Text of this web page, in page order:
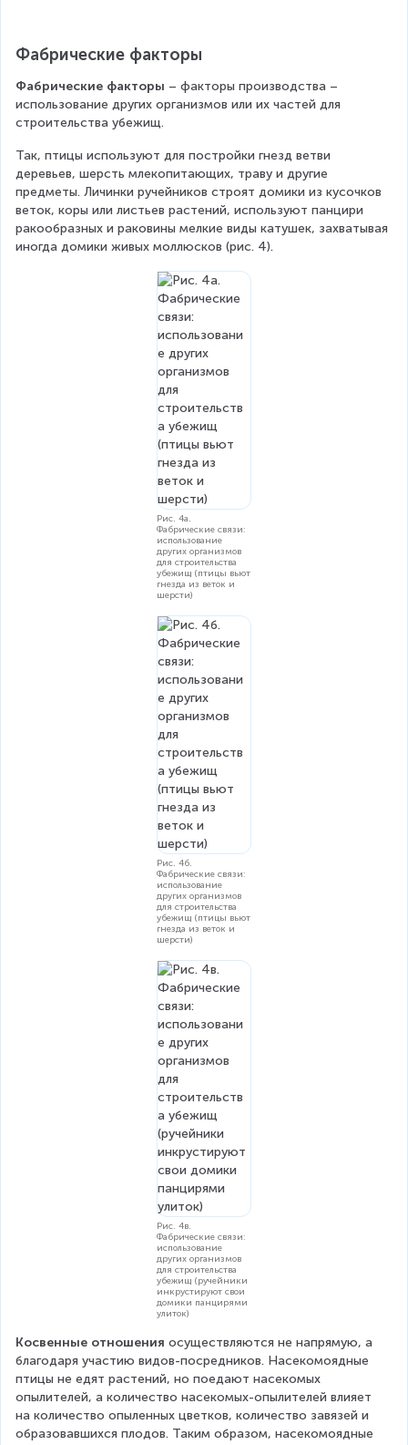
Фабрические факторы
Фабрические факторы – факторы производства –
использование других организмов или их частей для
строительства убежищ.
Так, птицы используют для постройки гнезд ветви
деревьев, шерсть млекопитающих, траву и другие
предметы. Личинки ручейников строят домики из кусочков
веток, коры или листьев растений, используют панцири
ракообразных и раковины мелкие виды катушек, захватывая
иногда домики живых моллюсков (рис. 4).
Рис. 4а.
Фабрические связи:
использование
других организмов
для строительства
убежищ (птицы вьют
гнезда из веток и
шерсти)
Рис. 4б.
Фабрические связи:
использование
других организмов
для строительства
убежищ (птицы вьют
гнезда из веток и
шерсти)
Рис. 4в.
Фабрические связи:
использование
других организмов
для строительства
убежищ (ручейники
инкрустируют свои
домики панцирями
улиток)
Косвенные отношения осуществляются не напрямую, а
благодаря участию видов-посредников. Насекомоядные
птицы не едят растений, но поедают насекомых
опылителей, а количество насекомых-опылителей влияет
на количество опыленных цветков, количество завязей и
образовавшихся плодов. Таким образом, насекомоядные